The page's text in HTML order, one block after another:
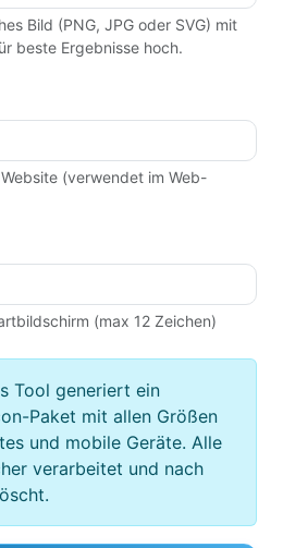
Bild (PNG, JPG oder SVG) mit
beste Ergebnisse hoch.
(verwendet im Web-
(max 12 Zeichen)
Tool generiert ein
Paket mit allen Größen
und mobile Geräte. Alle
verarbeitet und nach